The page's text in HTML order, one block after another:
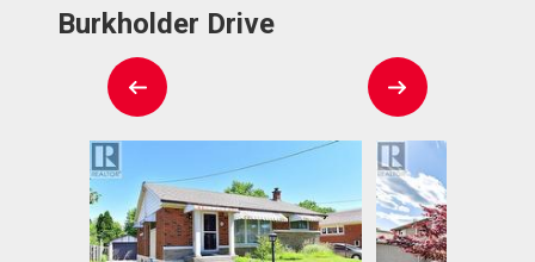
Burkholder Drive